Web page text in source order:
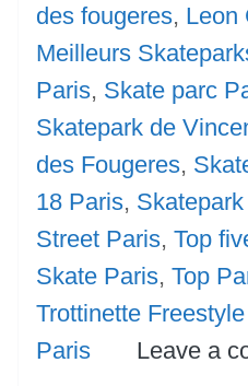
des fougeres, Leon
Meilleurs
Paris, Skate parc
Skatepark de
des Fougeres,
18 Paris,
Street Paris, Top
Skate Paris, Top
Trottinette
Paris
Leave a